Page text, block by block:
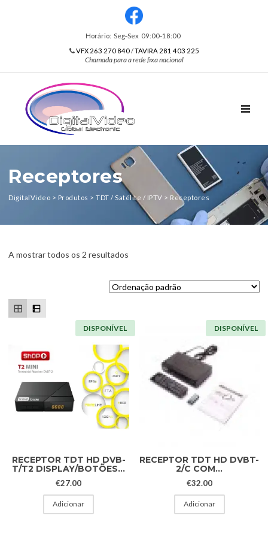
Horário: Seg‑Sex 09:00‑18:00
VFX 263 270 840/TAVIRA 281 403 225
Chamada para a rede fixa nacional
Receptores
DigitalVideo > Produtos > TDT / Satélite / IPTV > Receptores
A mostrar todos os 2 resultados
DISPONÍVEL
RECEPTOR TDT HD DVB-
T/T2 DISPLAY/BOTÕES...
€27.00
Adicionar
DISPONÍVEL
RECEPTOR TDT HD DVBT-
2/C COM...
€32.00
Adicionar